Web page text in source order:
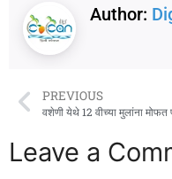
Author:
PREVIOUS
वशेणी येथे 12 वीच्या मुलांना
Leave a